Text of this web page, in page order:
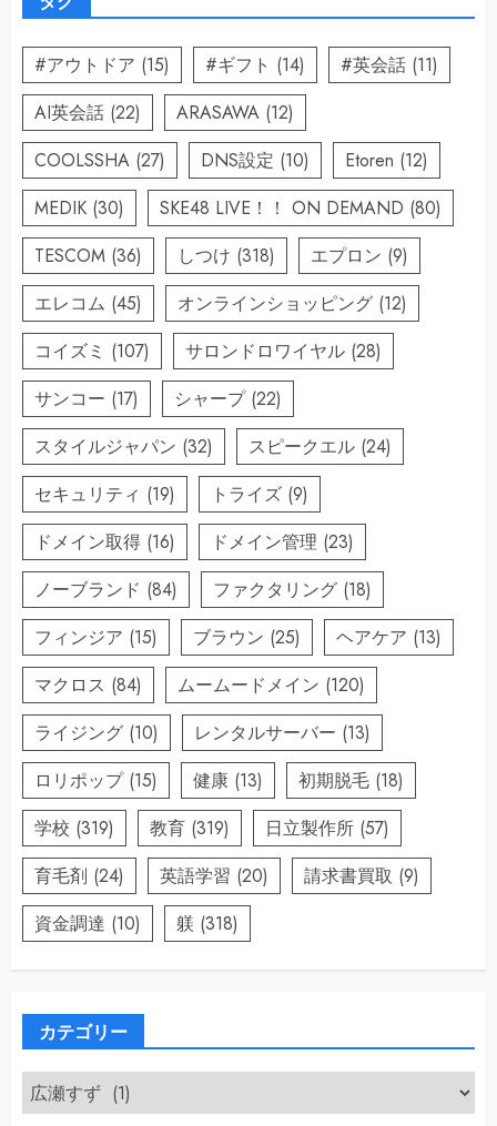
#アウトドア (15) #ギフト (14) #英会話 (11)
AI英会話 (22) ARASAWA (12)
COOLSSHA (27) DNS設定 (10) Etoren (12)
MEDIK (30) SKE48 LIVE！！ ON DEMAND (80)
TESCOM (36) しつけ (318) エプロン (9)
エレコム (45) オンラインショッピング (12)
コイズミ (107) サロンドロワイヤル (28)
サンコー (17) シャープ(22)
スタイルジャパン (32) スピークエル (24)
セキュリティ (19) トライズ (9)
ドメイン取得 (16) ドメイン管理 (23)
ノーブランド (84) ファクタリング (18)
フィンジア (15) ブラウン (25) ヘアケア (13)
マクロス (84) ムームードメイン (120)
ライジング (10) レンタルサーバー (13)
ロリポップ(15) 健康 (13) 初期脱毛 (18)
学校 (319) 教育 (319) 日立製作所 (57)
育毛剤 (24) 英語学習 (20) 請求書買取 (9)
資金調達 (10) 躾 (318)
カテゴリー
カ
テ